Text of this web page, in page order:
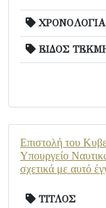
ΧΡΟΝΟΛΟΓΙΑ
ΕΙΔΟΣ
Επιστολή του
Υπουργείο
σχετικά με αυτό
ΤΙΤΛΟΣ